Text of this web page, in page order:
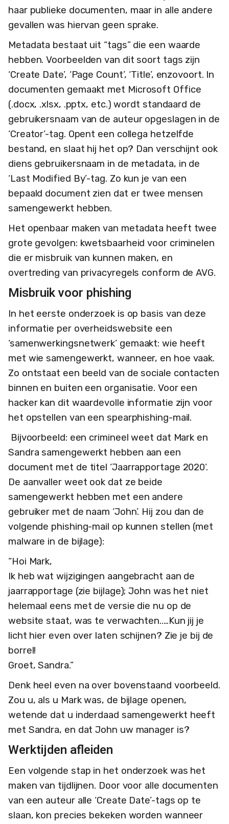
haar publieke documenten, maar in alle andere
gevallen was hiervan geen sprake.
Metadata bestaat uit “tags” die een waarde
hebben. Voorbeelden van dit soort tags zijn
‘Create Date’, ‘Page Count’, ‘Title’, enzovoort. In
documenten gemaakt met Microsoft Office
(.docx, .xlsx, .pptx, etc.) wordt standaard de
gebruikersnaam van de auteur opgeslagen in de
‘Creator’-tag. Opent een collega hetzelfde
bestand, en slaat hij het op? Dan verschijnt ook
diens gebruikersnaam in de metadata, in de
‘Last Modified By’-tag. Zo kun je van een
bepaald document zien dat er twee mensen
samengewerkt hebben.
Het openbaar maken van metadata heeft twee
grote gevolgen: kwetsbaarheid voor criminelen
die er misbruik van kunnen maken, en
overtreding van privacyregels conform de AVG.
Misbruik voor phishing
In het eerste onderzoek is op basis van deze
informatie per overheidswebsite een
‘samenwerkingsnetwerk’ gemaakt: wie heeft
met wie samengewerkt, wanneer, en hoe vaak.
Zo ontstaat een beeld van de sociale contacten
binnen en buiten een organisatie. Voor een
hacker kan dit waardevolle informatie zijn voor
het opstellen van een spearphishing-mail.
Bijvoorbeeld: een crimineel weet dat Mark en
Sandra samengewerkt hebben aan een
document met de titel ‘Jaarrapportage 2020’.
De aanvaller weet ook dat ze beide
samengewerkt hebben met een andere
gebruiker met de naam ‘John’. Hij zou dan de
volgende phishing-mail op kunnen stellen (met
malware in de bijlage):
“Hoi Mark,
Ik heb wat wijzigingen aangebracht aan de
jaarrapportage (zie bijlage); John was het niet
helemaal eens met de versie die nu op de
website staat, was te verwachten..…Kun jij je
licht hier even over laten schijnen? Zie je bij de
borrel!
Groet, Sandra.”
Denk heel even na over bovenstaand voorbeeld.
Zou u, als u Mark was, de bijlage openen,
wetende dat u inderdaad samengewerkt heeft
met Sandra, en dat John uw manager is?
Werktijden afleiden
Een volgende stap in het onderzoek was het
maken van tijdlijnen. Door voor alle documenten
van een auteur alle ‘Create Date’-tags op te
slaan, kon precies bekeken worden wanneer